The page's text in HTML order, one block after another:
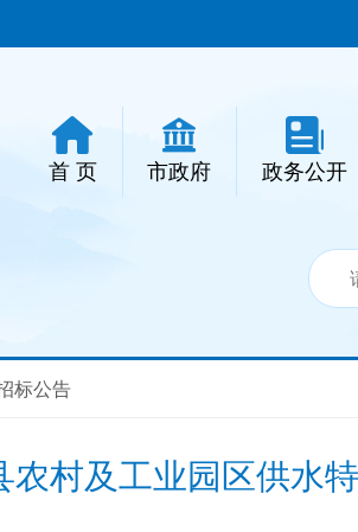
首 页 市政府 政务公开
标公告
农村及工业园区供水